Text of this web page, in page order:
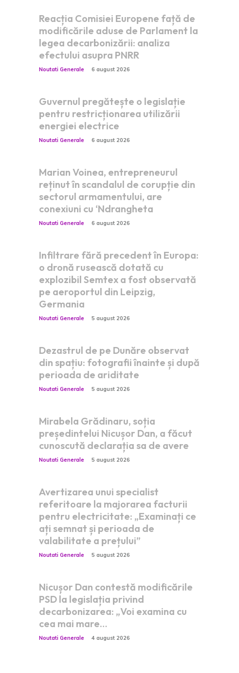
Reacția Comisiei Europene față de
modificările aduse de Parlament la
legea decarbonizării: analiza
efectului asupra PNRR
Noutati Generale 6 august 2026
Guvernul pregătește o legislație
pentru restricționarea utilizării
energiei electrice
Noutati Generale 6 august 2026
Marian Voinea, entrepreneurul
reținut în scandalul de corupție din
sectorul armamentului, are
conexiuni cu ‘Ndrangheta
Noutati Generale 6 august 2026
Infiltrare fără precedent în Europa:
o dronă rusească dotată cu
explozibil Semtex a fost observată
pe aeroportul din Leipzig,
Germania
Noutati Generale 5 august 2026
Dezastrul de pe Dunăre observat
din spațiu: fotografii înainte și după
perioada de ariditate
Noutati Generale 5 august 2026
Mirabela Grădinaru, soția
președintelui Nicușor Dan, a făcut
cunoscută declarația sa de avere
Noutati Generale 5 august 2026
Avertizarea unui specialist
referitoare la majorarea facturii
pentru electricitate: „Examinați ce
ați semnat și perioada de
valabilitate a prețului”
Noutati Generale 5 august 2026
Nicușor Dan contestă modificările
PSD la legislația privind
decarbonizarea: „Voi examina cu
cea mai mare…
Noutati Generale 4 august 2026